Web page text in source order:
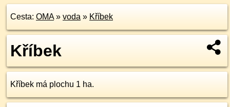
Cesta: OMA» voda » Kříbek
Kříbek
Kříbek má plochu 1 ha.